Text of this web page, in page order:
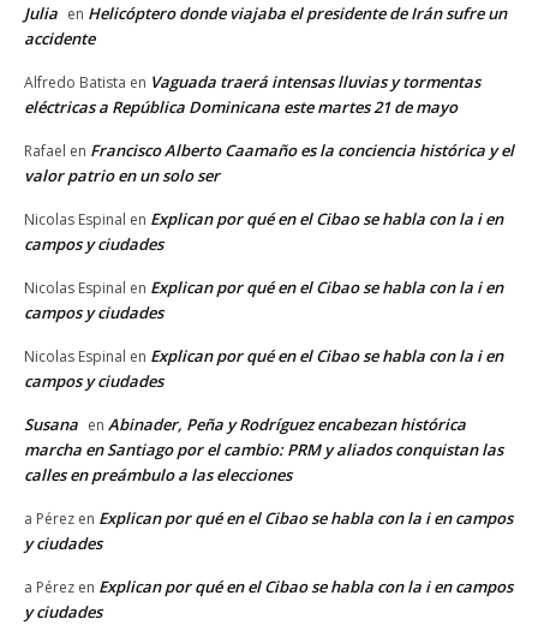
Julia en Helicóptero donde viajaba el presidente de Irán sufre un
accidente
Alfredo Batista en Vaguada traerá intensas lluvias y tormentas
eléctricas a República Dominicana este martes 21 de mayo
Rafael en Francisco Alberto Caamaño es la conciencia histórica y el
valor patrio en un solo ser
Nicolas Espinal en Explican por qué en el Cibao se habla con la i en
campos y ciudades
Nicolas Espinal en Explican por qué en el Cibao se habla con la i en
campos y ciudades
Nicolas Espinal en Explican por qué en el Cibao se habla con la i en
campos y ciudades
Susana en Abinader, Peña y Rodríguez encabezan histórica
marcha en Santiago por el cambio: PRM y aliados conquistan las
calles en preámbulo a las elecciones
a Pérez en Explican por qué en el Cibao se habla con la i en campos
y ciudades
a Pérez en Explican por qué en el Cibao se habla con la i en campos
y ciudades